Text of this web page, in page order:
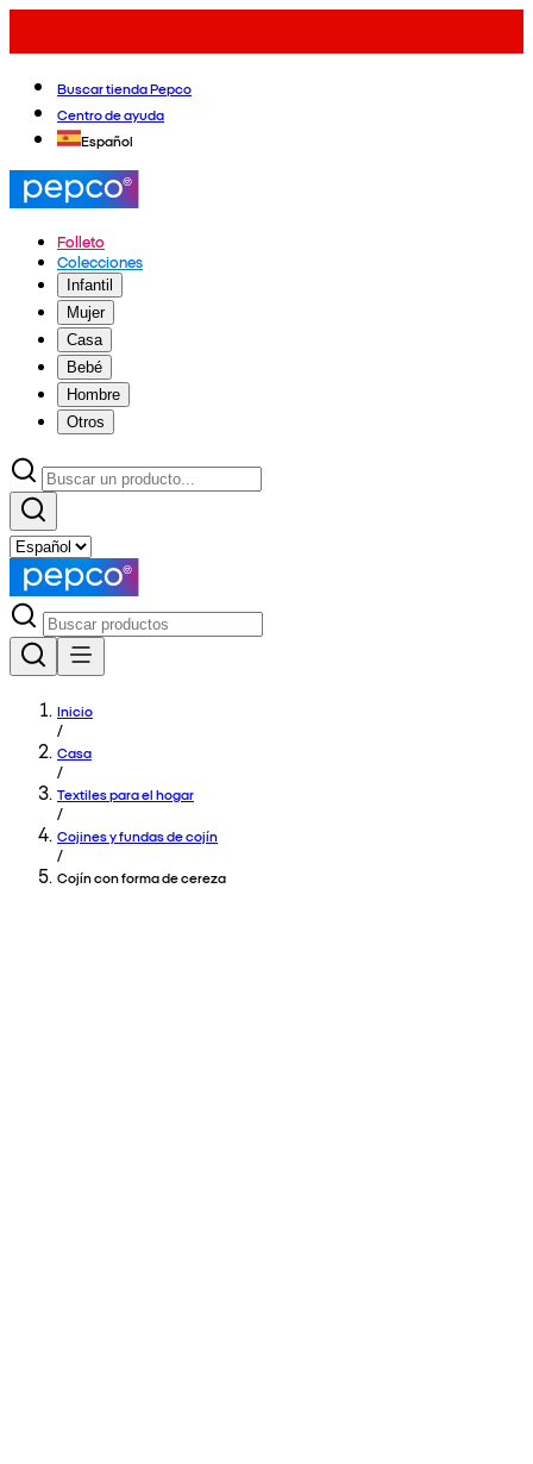
Buscar tienda Pepco
Centro de ayuda
Español
Folleto
Colecciones
Infantil
Mujer
Casa
Bebé
Hombre
Otros
Inicio
/
Casa
/
Textiles para el hogar
/
Cojines y fundas de cojín
/
Cojín con forma de cereza